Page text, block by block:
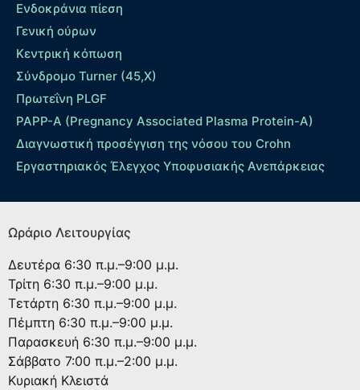
Ενδοκράνια πίεση
Γενική ούρων
Κεντρική κόπωση
Σύνδρομο Turner (45,X)
Πρωτεΐνη PLGF
PAPP-A (Pregnancy Associated Plasma Protein-A)
Διαγνωστική προσέγγιση της νόσου του Crohn
Εργαστηριακός Έλεγχος Υποφυσιακής Ανεπάρκειας
Ωράριο Λειτουργίας
Δευτέρα 6:30 π.μ.–9:00 μ.μ.
Τρίτη 6:30 π.μ.–9:00 μ.μ.
Τετάρτη 6:30 π.μ.–9:00 μ.μ.
Πέμπτη 6:30 π.μ.–9:00 μ.μ.
Παρασκευή 6:30 π.μ.–9:00 μ.μ.
Σάββατο 7:00 π.μ.–2:00 μ.μ.
Κυριακή Κλειστά